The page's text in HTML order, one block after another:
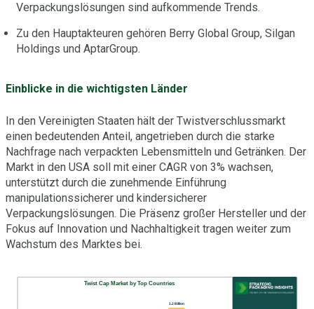
Verpackungslösungen sind aufkommende Trends.
Zu den Hauptakteuren gehören Berry Global Group, Silgan
Holdings und AptarGroup.
Einblicke in die wichtigsten Länder
In den Vereinigten Staaten hält der Twistverschlussmarkt
einen bedeutenden Anteil, angetrieben durch die starke
Nachfrage nach verpackten Lebensmitteln und Getränken. Der
Markt in den USA soll mit einer CAGR von 3% wachsen,
unterstützt durch die zunehmende Einführung
manipulationssicherer und kindersicherer
Verpackungslösungen. Die Präsenz großer Hersteller und der
Fokus auf Innovation und Nachhaltigkeit tragen weiter zum
Wachstum des Marktes bei.